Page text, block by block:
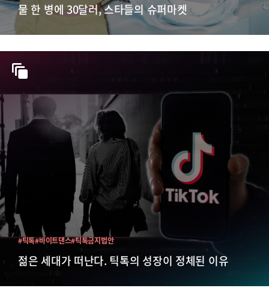
물 한 병에 30달러, 스타들의 슈퍼마켓
젊은 세대가 떠난다. 틱톡의 성장이 정체된 이유
#틱톡#바이트댄스#틱톡금지법안